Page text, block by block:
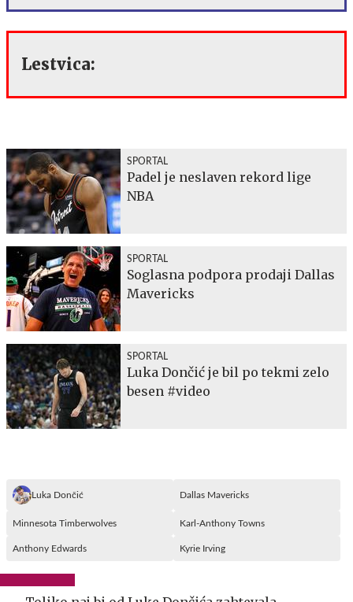
Lestvica:
SPORTAL
Padel je neslaven rekord lige
NBA
SPORTAL
Soglasna podpora prodaji Dallas
Mavericks
SPORTAL
Luka Dončić je bil po tekmi zelo
besen #video
Luka Dončić Dallas Mavericks
Minnesota Timberwolves Karl-Anthony Towns
Anthony Edwards Kyrie Irving